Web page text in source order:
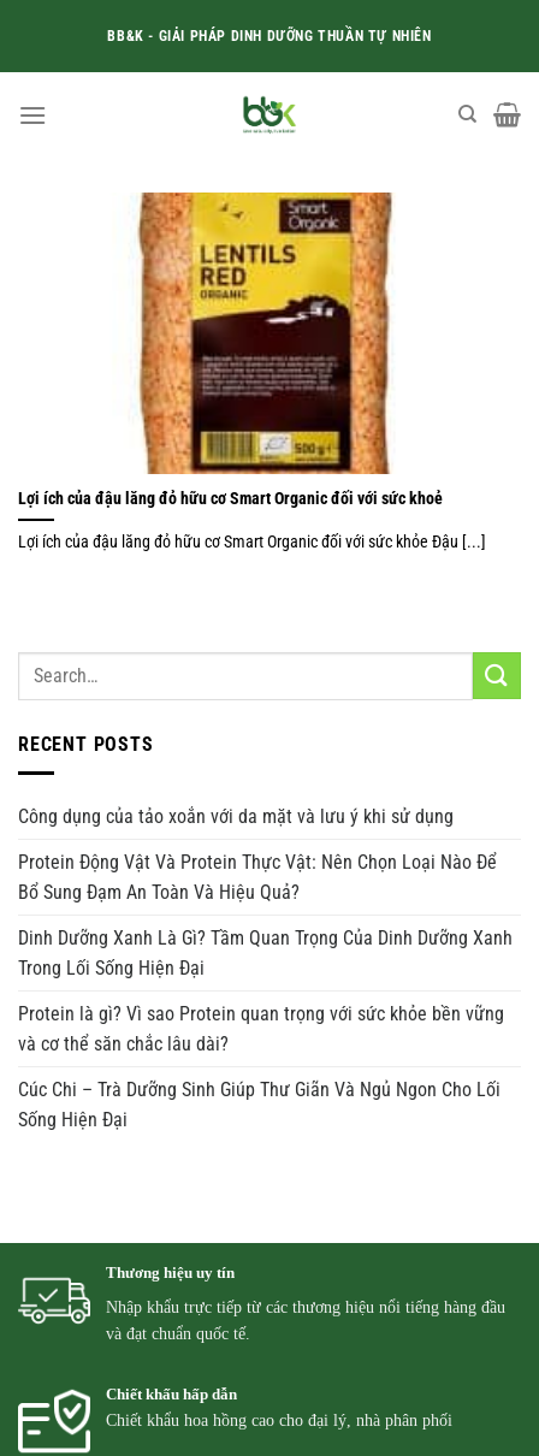
content
BB&K - GIẢI PHÁP DINH DƯỠNG THUẦN TỰ NHIÊN
Lợi ích của đậu lăng đỏ hữu cơ Smart Organic đối với sức khoẻ
Lợi ích của đậu lăng đỏ hữu cơ Smart Organic đối với sức khỏe Đậu [...]
RECENT POSTS
Công dụng của tảo xoắn với da mặt và lưu ý khi sử dụng
Protein Động Vật Và Protein Thực Vật: Nên Chọn Loại Nào Để
Bổ Sung Đạm An Toàn Và Hiệu Quả?
Dinh Dưỡng Xanh Là Gì? Tầm Quan Trọng Của Dinh Dưỡng Xanh
Trong Lối Sống Hiện Đại
Protein là gì? Vì sao Protein quan trọng với sức khỏe bền vững
và cơ thể săn chắc lâu dài?
Cúc Chi – Trà Dưỡng Sinh Giúp Thư Giãn Và Ngủ Ngon Cho Lối
Sống Hiện Đại
Thương hiệu uy tín
Nhập khẩu trực tiếp từ các thương hiệu nổi tiếng hàng đầu
và đạt chuẩn quốc tế.
Chiết khấu hấp dẫn
Chiết khẩu hoa hồng cao cho đại lý, nhà phân phối